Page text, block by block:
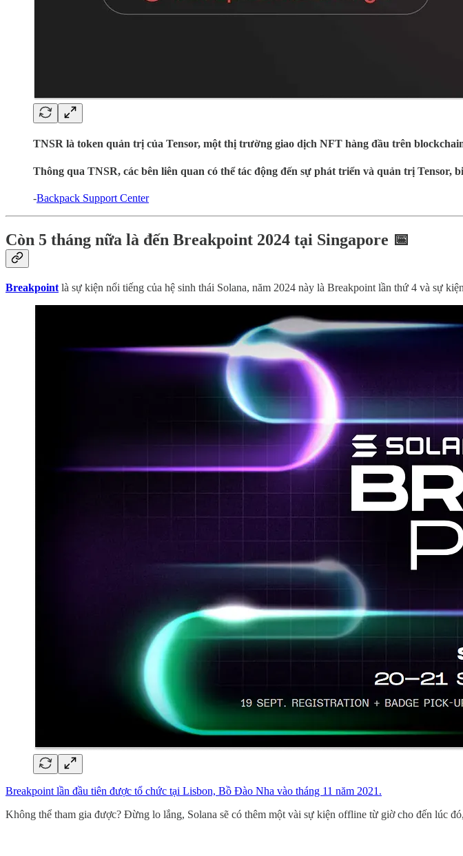
TNSR là token quản trị của Tensor, một thị trường giao dịch NFT hàng đầu trên
Thông qua TNSR, các bên liên quan có thể tác động đến sự phát triển và quản trị Tensor,
-Backpack Support Center
​​Còn 5 tháng nữa là đến Breakpoint 2024 tại Singapore 📅
Breakpoint là sự kiện nổi tiếng của hệ sinh thái Solana, năm 2024 này là Breakpoint lần thứ 4 và sự
Breakpoint lần đầu tiên được tổ chức tại Lisbon, Bồ Đào Nha vào tháng 11 năm 2021.
Không thể tham gia được? Đừng lo lắng, Solana sẽ có thêm một vài sự kiện offline từ giờ cho đến lúc